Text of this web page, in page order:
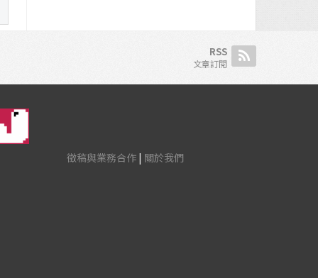
RSS
文章訂閱
徵稿與業務合作| 關於我們